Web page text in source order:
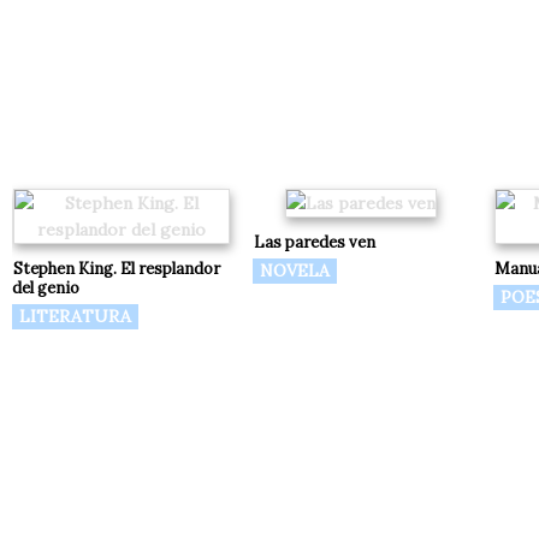
Stephen King. El resplandor
del genio
LITERATURA
Las paredes ven
NOVELA